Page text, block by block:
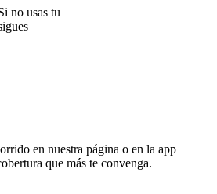
no usas tu
en nuestra página o en la app
que más te convenga.